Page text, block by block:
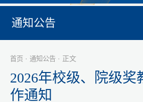
通知公告
首页 · 通知公告 · 正文
2026年校级、院级奖
作通知